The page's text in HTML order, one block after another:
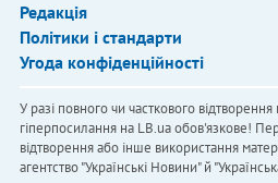
Редакція
Політики і стандарти
Угода конфіденційності
У разі повного чи часткового відтворення
гіперпосилання на LB.ua обов'язкове!
відтворення або інше використання
агентство "Українськi Новини" й